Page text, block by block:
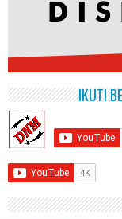
IKUTI